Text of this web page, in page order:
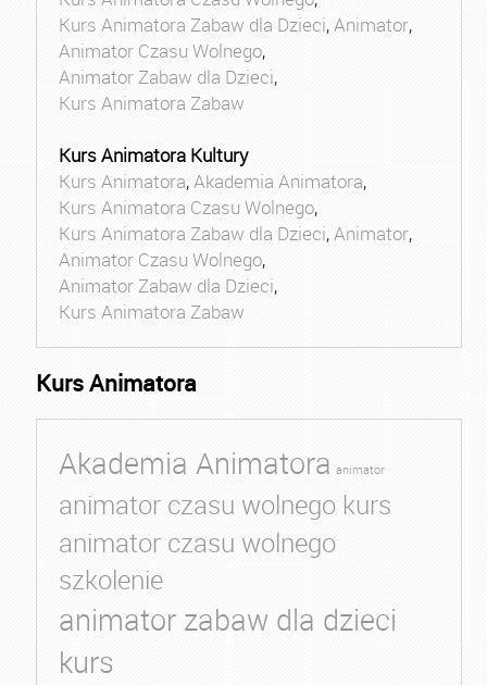
Kurs Animatora Zabaw dla Dzieci,Animator,
Animator Czasu Wolnego,
Animator Zabaw dla Dzieci,
Kurs Animatora Zabaw
Kurs Animatora Kultury
Kurs Animatora,Akademia Animatora,
Kurs Animatora Czasu Wolnego,
Kurs Animatora Zabaw dla Dzieci,Animator,
Animator Czasu Wolnego,
Animator Zabaw dla Dzieci,
Kurs Animatora Zabaw
Kurs Animatora
Akademia Animatora animator
animator czasu wolnego kurs
animator czasu wolnego
szkolenie
animator zabaw dla dzieci
kurs